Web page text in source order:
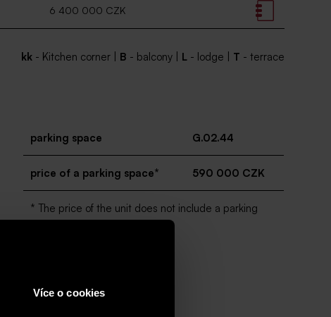
Více o cookies
6 400 000 CZK
kk - Kitchen corner | B - balcony | L - lodge | T - terrace
parking space G.02.44
price of a parking space* 590 000 CZK
* The price of the unit does not include a parking
space.